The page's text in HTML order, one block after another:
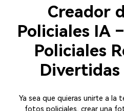
Creador
Policiales IA
Policiales
Divertidas
Ya sea que quieras unirte a la
fotos policiales, crear una